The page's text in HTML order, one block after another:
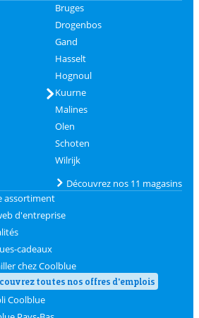
Bruges
Drogenbos
Gand
Hasselt
Hognoul
Kuurne
Malines
Olen
Schoten
Wilrijk
Découvrez nos 11 magasins
assortiment
d'entreprise
cadeaux
chez Coolblue
toutes nos offres d'emplois
Coolblue